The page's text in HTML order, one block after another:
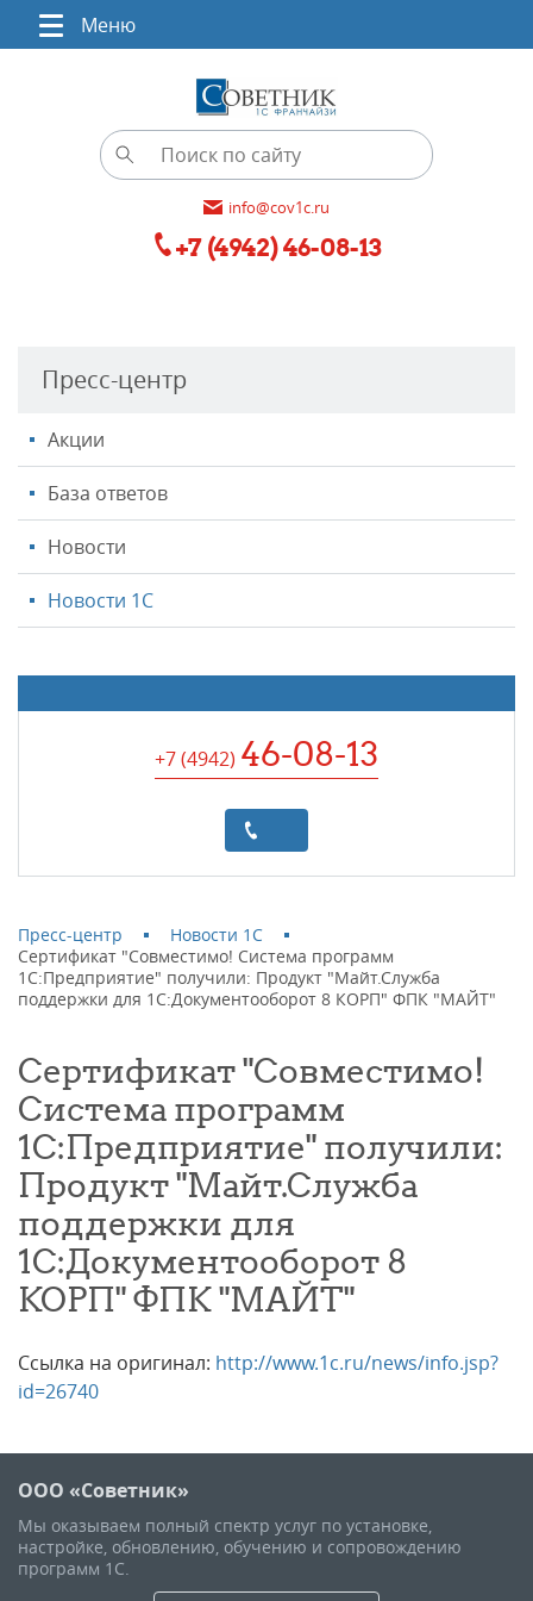
Меню
info@cov1c.ru
+7 (4942) 46-08-13
Пресс-центр
Акции
База ответов
Новости
Новости 1С
+7 (4942) 46-08-13
Пресс-центр
Новости 1С
Сертификат "Совместимо! Система программ
1С:Предприятие" получили: Продукт "Майт.Служба
поддержки для 1С:Документооборот 8 КОРП" ФПК "МАЙТ"
Сертификат "Совместимо!
Система программ
1С:Предприятие" получили:
Продукт "Майт.Служба
поддержки для
1С:Документооборот 8
КОРП" ФПК "МАЙТ"
Ссылка на оригинал: http://www.1c.ru/news/info.jsp?
id=26740
ООО «Советник»
Мы оказываем полный спектр услуг по установке,
настройке, обновлению, обучению и сопровождению
программ 1С.